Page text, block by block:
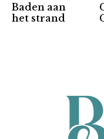
Baden aan
het strand